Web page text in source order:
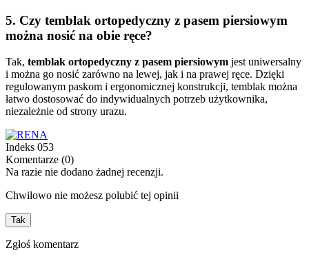
5. Czy temblak ortopedyczny z pasem piersiowym
można nosić na obie ręce?
Tak, temblak ortopedyczny z pasem piersiowym jest uniwersalny
i można go nosić zarówno na lewej, jak i na prawej ręce. Dzięki
regulowanym paskom i ergonomicznej konstrukcji, temblak można
łatwo dostosować do indywidualnych potrzeb użytkownika,
niezależnie od strony urazu.
Indeks 053
Komentarze (0)
Na razie nie dodano żadnej recenzji.
Chwilowo nie możesz polubić tej opinii
Tak
Zgłoś komentarz